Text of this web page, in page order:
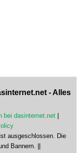
- Alles
bei dasinternet.net |
ausgeschlossen. Die
Bannern. ||